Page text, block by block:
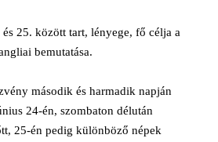
25. között tart, lényege, fő célja a
bemutatása.
második és harmadik napján
24-én, szombaton délután
25-én pedig különböző népek